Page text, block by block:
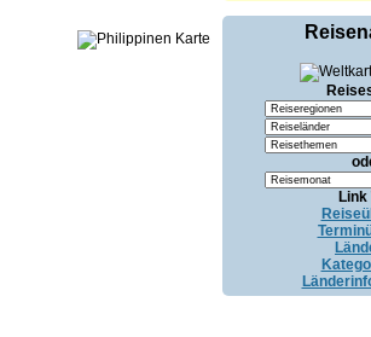
Link